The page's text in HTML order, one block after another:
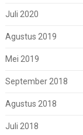
Juli 2020
Agustus 2019
Mei 2019
September 2018
Agustus 2018
Juli 2018